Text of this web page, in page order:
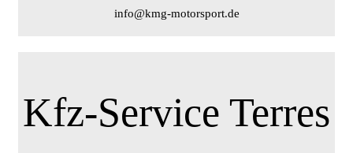
info@kmg-motorsport.de
Kfz-Service Terres